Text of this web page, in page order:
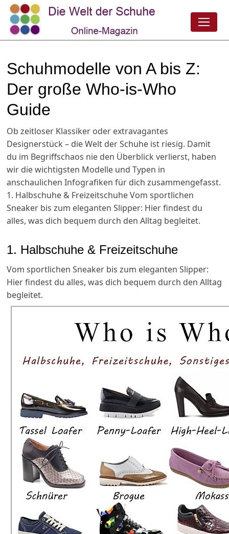
Schuhmodelle von A bis Z:
Der große Who-is-Who
Guide
Ob zeitloser Klassiker oder extravagantes
Designerstück – die Welt der Schuhe ist riesig. Damit
du im Begriffschaos nie den Überblick verlierst, haben
wir die wichtigsten Modelle und Typen in
anschaulichen Infografiken für dich zusammengefasst.
1. Halbschuhe & Freizeitschuhe Vom sportlichen
Sneaker bis zum eleganten Slipper: Hier findest du
alles, was dich bequem durch den Alltag begleitet.
1. Halbschuhe & Freizeitschuhe
Vom sportlichen Sneaker bis zum eleganten Slipper:
Hier findest du alles, was dich bequem durch den Alltag
begleitet.